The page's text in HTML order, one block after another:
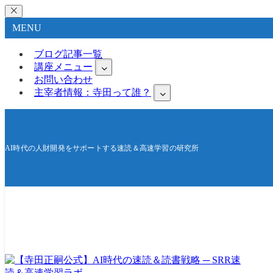
MENU
ブログ記事一覧
講座メニュー
お問い合わせ
主宰者情報：寺田って誰？
AI時代の人財開発をサポートする速読＆高速学習の研究所